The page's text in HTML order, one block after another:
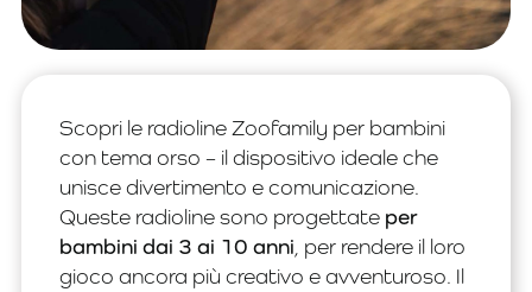
Scopri le radioline Zoofamily per bambini
con tema orso – il dispositivo ideale che
unisce divertimento e comunicazione.
Queste radioline sono progettate per
bambini dai 3 ai 10 anni , per rendere il loro
gioco ancora più creativo e avventuroso. Il